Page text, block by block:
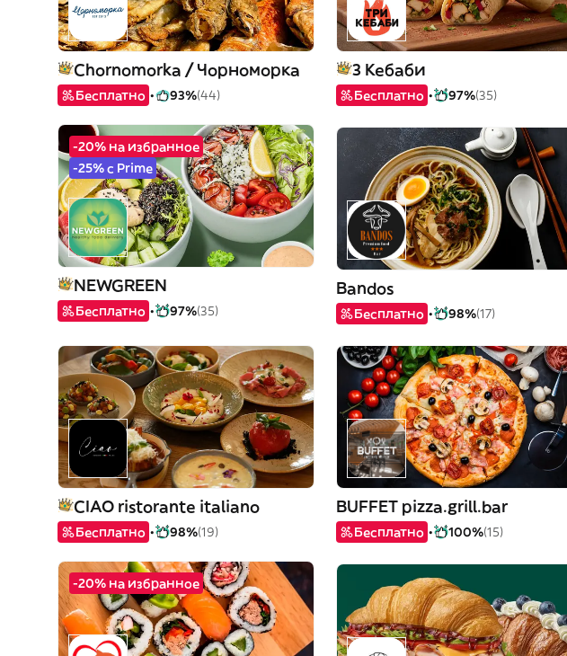
Chornomorka / Чорноморка
Бесплатно 93%(44)
3 Кебаби
Бесплатно 97%(35)
-20% на избранное
-25% с Prime
NEWGREEN
Бесплатно 97%(35)
Bandos
Бесплатно 98%(17)
CIAO ristorante italiano
Бесплатно 98%(19)
BUFFET pizza.grill.bar
Бесплатно 100%(15)
-20% на избранное